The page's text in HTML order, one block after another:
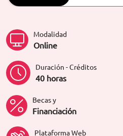
Modalidad
Online
Duración - Créditos
40 horas
Becas y
Financiación
Plataforma Web